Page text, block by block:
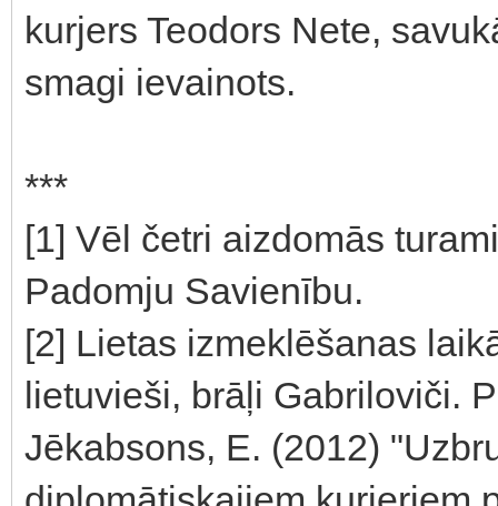
kurjers Teodors Nete,
smagi ievainots.
***
[1] Vēl četri aizdomās
Padomju Savienību.
[2] Lietas izmeklēšanas
lietuvieši, brāļi Gabriloviči.
Jēkabsons, E. (2012)